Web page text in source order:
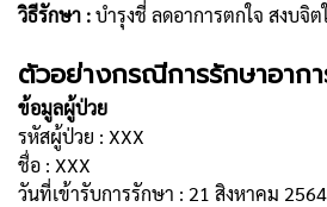
วิธีรักษา :บำรุงชี่ ลดอาการตกใจ สงบจิต
ตัวอย่างกรณีการรักษาอาก
ข้อมูลผู้ป่วย
รหัสผู้ป่วย : XXX
ชื่อ : XXX
วันที่เข้ารับการรักษา : 21 สิงหาคม 2564